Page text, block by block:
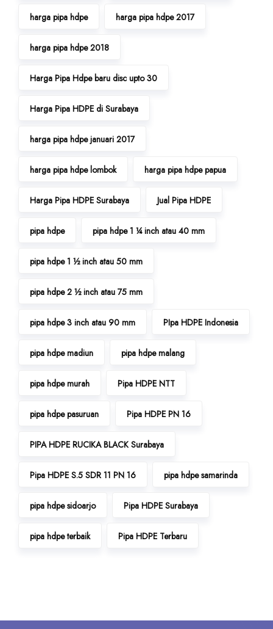
harga pipa hdpe harga pipa hdpe 2017
harga pipa hdpe 2018
Harga Pipa Hdpe baru disc upto 30
Harga Pipa HDPE di Surabaya
harga pipa hdpe januari 2017
harga pipa hdpe lombok harga pipa hdpe papua
Harga Pipa HDPE Surabaya Jual Pipa HDPE
pipa hdpe pipa hdpe 1 ¼ inch atau 40 mm
pipa hdpe 1 ½ inch atau 50 mm
pipa hdpe 2 ½ inch atau 75 mm
pipa hdpe 3 inch atau 90 mm PIpa HDPE Indonesia
pipa hdpe madiun pipa hdpe malang
pipa hdpe murah Pipa HDPE NTT
pipa hdpe pasuruan Pipa HDPE PN 16
PIPA HDPE RUCIKA BLACK Surabaya
Pipa HDPE S.5 SDR 11 PN 16 pipa hdpe samarinda
pipa hdpe sidoarjo Pipa HDPE Surabaya
pipa hdpe terbaik Pipa HDPE Terbaru